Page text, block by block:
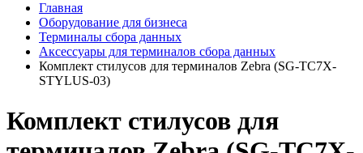
Главная
Оборудование для бизнеса
Терминалы сбора данных
Аксессуары для терминалов сбора данных
Комплект стилусов для терминалов Zebra (SG-TC7X-
STYLUS-03)
Комплект стилусов для